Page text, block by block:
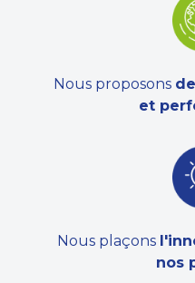
Nous proposons
et
Nous plaçons
nos